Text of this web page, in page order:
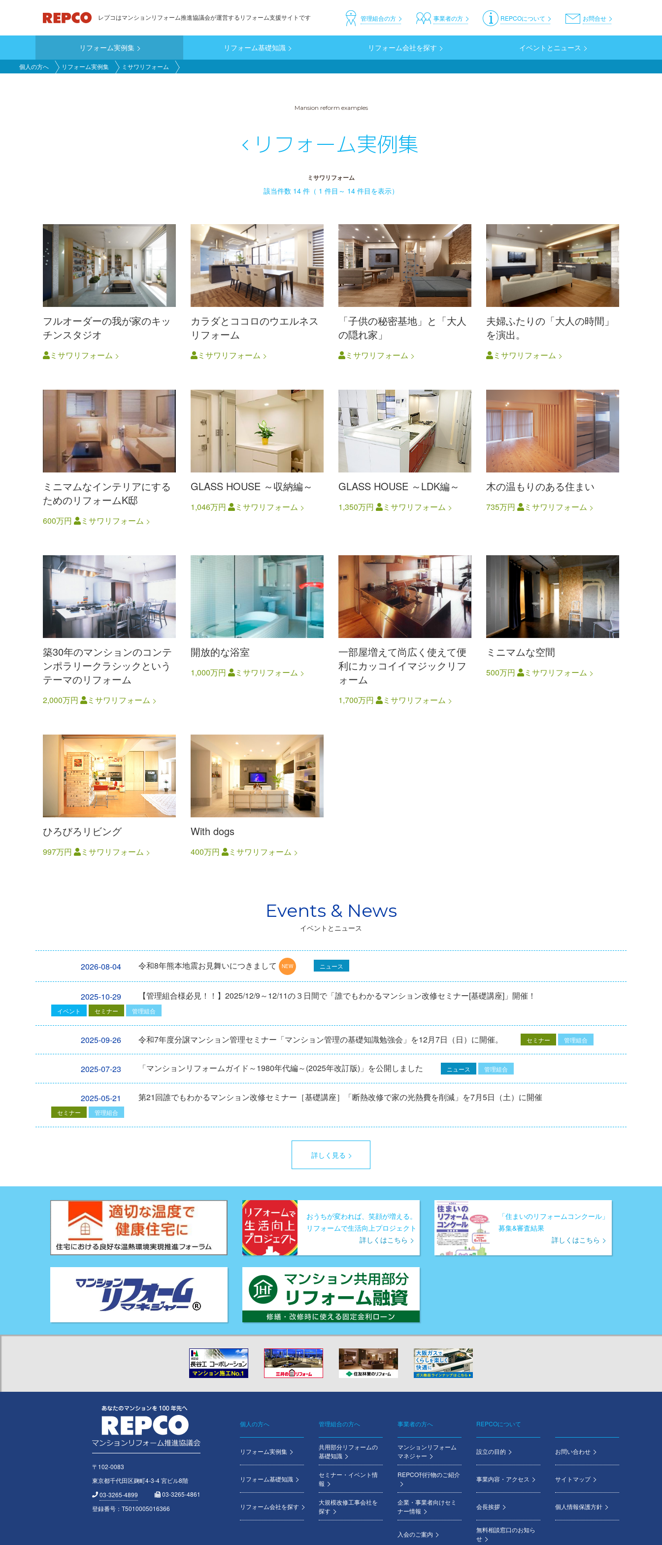
ン
ン
テ
レプコはマンションリフォーム推進協議会が運営するリフォーム支援サイトです header_customer お問合せ
REPCOについて
事業者の方
管理組合の方
main_customer
リフォーム実例集 リフォーム基礎知識 リフォーム会社を探す イベントとニュース
個人の方へ リフォーム実例集 ミサワリフォーム
Mansion reform examples
リフォーム実例集
ミサワリフォーム
該当件数 14 件（ 1 件目～ 14 件目を表示）
フルオーダーの我が家のキッ
チンスタジオ
ミサワリフォーム
カラダとココロのウエルネス
リフォーム
ミサワリフォーム
「子供の秘密基地」と「大人
の隠れ家」
ミサワリフォーム
夫婦ふたりの「大人の時間」
を演出。
ミサワリフォーム
ミニマムなインテリアにする
ためのリフォームK邸
600万円 ミサワリフォーム
GLASS HOUSE ～収納編～
1,046万円 ミサワリフォーム
GLASS HOUSE ～LDK編～
1,350万円 ミサワリフォーム
木の温もりのある住まい
735万円 ミサワリフォーム
築30年のマンションのコンテ
ンポラリークラシックという
テーマのリフォーム
2,000万円 ミサワリフォーム
開放的な浴室
1,000万円 ミサワリフォーム
一部屋増えて尚広く使えて便
利にカッコイイマジックリフ
ォーム
1,700万円 ミサワリフォーム
ミニマムな空間
500万円 ミサワリフォーム
ひろびろリビング
997万円 ミサワリフォーム
With dogs
400万円 ミサワリフォーム
イベントとニュース
2026-08-04 令和8年熊本地震お見舞いにつきまして ニュース
2025-10-29 【管理組合様必見！！】2025/12/9～12/11の３日間で「誰でもわかるマンション改修セミナー[基礎講座]」開催！
イベント セミナー 管理組合
2025-09-26 令和7年度分譲マンション管理セミナー「マンション管理の基礎知識勉強会」を12⽉7⽇（⽇）に開催。 セミナー 管理組合
2025-07-23 「マンションリフォームガイド～1980年代編～(2025年改訂版)」を公開しました ニュース 管理組合
2025-05-21 第21回誰でもわかるマンション改修セミナー［基礎講座］「断熱改修で家の光熱費を削減」を7月5日（土）に開催
セミナー 管理組合
詳しく見る
おうちが変われば、笑顔が増える。
リフォームで生活向上プロジェクト
詳しくはこちら
「住まいのリフォームコンクール」
募集&審査結果
詳しくはこちら
〒102-0083
東京都千代田区麹町4-3-4 宮ビル8階
03-3265-4899
03-3265-4861
登録番号：T5010005016366
Footer
menu
個人の方へ
リフォーム実例集
リフォーム基礎知識
リフォーム会社を探す
管理組合の方へ
共用部分リフォームの
基礎知識
セミナー・イベント情
報
大規模改修工事会社を
探す
事業者の方へ
マンションリフォーム
マネジャー
REPCO刊行物のご紹介
企業・事業者向けセミ
ナー情報
入会のご案内
REPCOについて
設立の目的
事業内容・アクセス
会長挨拶
無料相談窓口のお知ら
せ
お問い合わせ
サイトマップ
個人情報保護方針